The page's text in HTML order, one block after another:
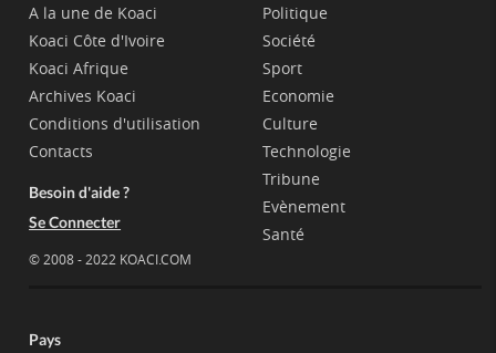
A la une de Koaci
Koaci Côte d'Ivoire
Koaci Afrique
Archives Koaci
Conditions d'utilisation
Contacts
Besoin d'aide ?
Se Connecter
© 2008 - 2022 KOACI.COM
Politique
Société
Sport
Economie
Culture
Technologie
Tribune
Evènement
Santé
Pays